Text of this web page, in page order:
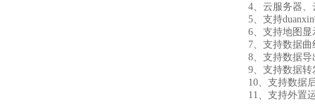
4、云服务器、
5、支持duanxin
6、支持地图显
7、支持数据曲
8、支持数据导
9、支持数据转发
10、支持数据后
11、支持外置运